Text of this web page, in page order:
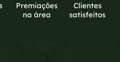
Premiações
na área
Clientes
satisfeitos